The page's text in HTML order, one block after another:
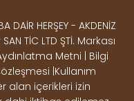
no 355 Döşemealtı
HERŞEY - AKDENİZ
SAN TİC LTD ŞTİ. Markası
Metni | Bilgi
|Kullanım
alan içerikleri izin